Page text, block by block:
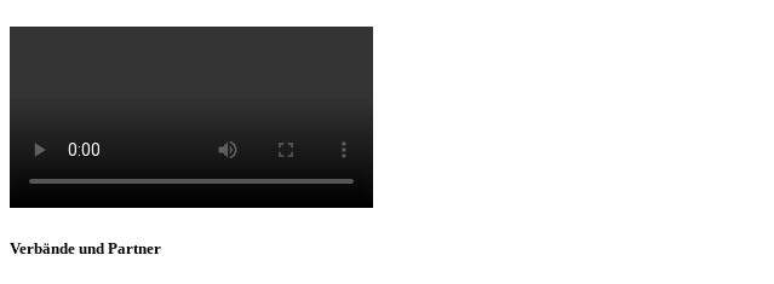
Verbände und Partner